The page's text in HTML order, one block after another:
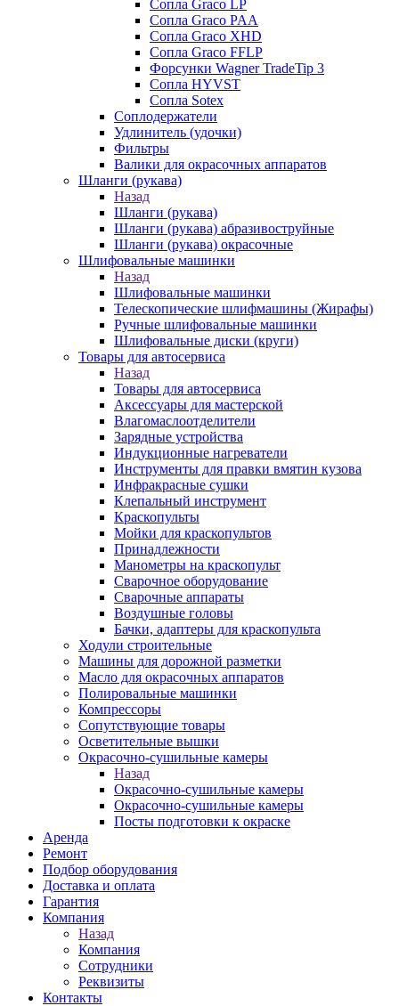
Сопла Graco LP
Сопла Graco PAA
Сопла Graco XHD
Сопла Graco FFLP
Форсунки Wagner TradeTip 3
Сопла HYVST
Сопла Sotex
Соплодержатели
Удлинитель (удочки)
Фильтры
Валики для окрасочных аппаратов
Шланги (рукава)
Назад
Шланги (рукава)
Шланги (рукава) абразивоструйные
Шланги (рукава) окрасочные
Шлифовальные машинки
Назад
Шлифовальные машинки
Телескопические шлифмашины (Жирафы)
Ручные шлифовальные машинки
Шлифовальные диски (круги)
Товары для автосервиса
Назад
Товары для автосервиса
Аксессуары для мастерской
Влагомаслоотделители
Зарядные устройства
Индукционные нагреватели
Инструменты для правки вмятин кузова
Инфракрасные сушки
Клепальный инструмент
Краскопульты
Мойки для краскопультов
Принадлежности
Манометры на краскопульт
Сварочное оборудование
Сварочные аппараты
Воздушные головы
Бачки, адаптеры для краскопульта
Ходули строительные
Машины для дорожной разметки
Масло для окрасочных аппаратов
Полировальные машинки
Компрессоры
Сопутствующие товары
Осветительные вышки
Окрасочно-сушильные камеры
Назад
Окрасочно-сушильные камеры
Окрасочно-сушильные камеры
Посты подготовки к окраске
Аренда
Ремонт
Подбор оборудования
Доставка и оплата
Гарантия
Компания
Назад
Компания
Сотрудники
Реквизиты
Контакты